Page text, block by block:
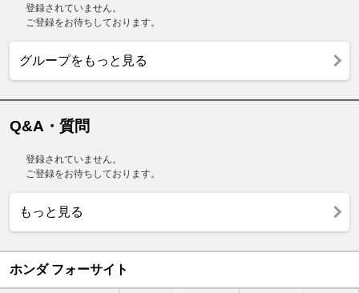
登録されていません。
ご登録をお待ちしております。
グループをもっと見る
Q&A・質問
登録されていません。
ご登録をお待ちしております。
もっと見る
ホンダ フォーサイト